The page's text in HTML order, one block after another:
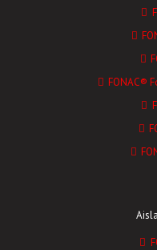
FONAC®